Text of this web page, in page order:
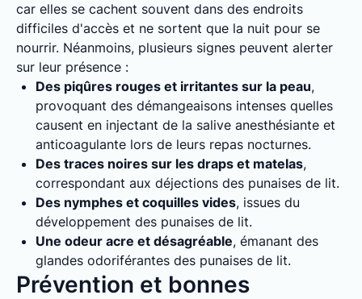
car elles se cachent souvent dans des endroits
difficiles d'accès et ne sortent que la nuit pour se
nourrir. Néanmoins, plusieurs signes peuvent alerter
sur leur présence :
Des piqûres rouges et irritantes sur la peau,
provoquant des démangeaisons intenses quelles
causent en injectant de la salive anesthésiante et
anticoagulante lors de leurs repas nocturnes.
Des traces noires sur les draps et matelas,
correspondant aux déjections des punaises de lit.
Des nymphes et coquilles vides, issues du
développement des punaises de lit.
Une odeur acre et désagréable, émanant des
glandes odoriférantes des punaises de lit.
Prévention et bonnes